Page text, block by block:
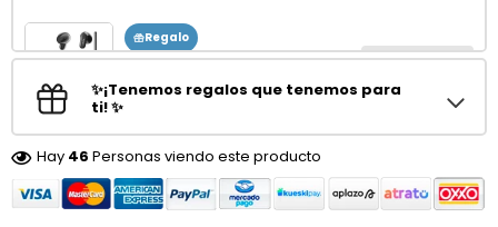
Regalo
Audífonos HTC NE20
In-ear Inalámbricos
$3999.00 para desbloquear!
Obtener
✨¡Tenemos regalos que tenemos para
ti! ✨
Hay 46 Personas viendo este producto